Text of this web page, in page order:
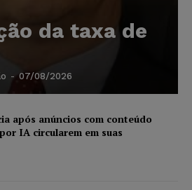
da taxa de
- 07/08/2026
após anúncios com conteúdo
IA circularem em suas